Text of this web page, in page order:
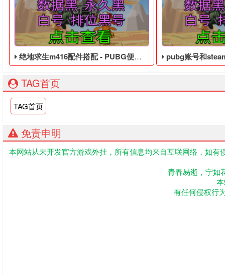
有人分析过绝地求生黑号的故事背景是灾害发生后，实际上
《绝地求生黑号
绝地求生m416配件搭配 - PUBG便宜的皮肤白号 pubg账号和steam账号是
TAG首页
TAG首页
免责申明
本网站从未开发官方游戏外挂，所有信息均来自互联网络，如
青春易逝，宁如
有任何侵权行